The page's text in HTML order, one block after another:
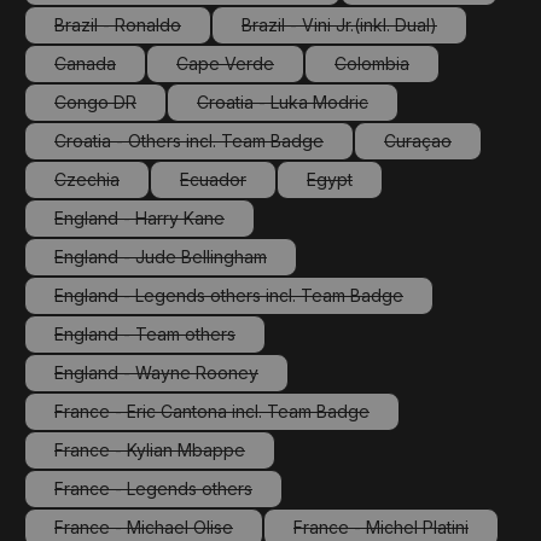
Brazil - Ronaldo
(Diese Option ist zurzeit nicht verfügbar.)
Brazil - Vini Jr.(inkl. Dual)
(Diese Option ist zurzeit
Canada
(Diese Option ist zurzeit nicht verfügbar.)
Cape Verde
(Diese Option ist zurzeit nicht verfügbar.)
Colombia
(Diese Option ist
Congo DR
(Diese Option ist zurzeit nicht verfügbar.)
Croatia - Luka Modric
(Diese Option ist zurzeit nicht
Croatia - Others incl. Team Badge
(Diese Option ist zurzeit nicht verfügbar.)
Curaçao
(Diese Option
Czechia
(Diese Option ist zurzeit nicht verfügbar.)
Ecuador
(Diese Option ist zurzeit nicht verfügbar.)
Egypt
(Diese Option ist zurzeit
England - Harry Kane
(Diese Option ist zurzeit nicht verfügbar.)
England - Jude Bellingham
(Diese Option ist zurzeit nicht verfügbar.)
England - Legends others incl. Team Badge
(Diese Option ist zurzeit nicht verfügbar.)
England - Team others
(Diese Option ist zurzeit nicht verfügbar.)
England - Wayne Rooney
(Diese Option ist zurzeit nicht verfügbar.)
France - Eric Cantona incl. Team Badge
(Diese Option ist zurzeit nicht verfügbar.)
France - Kylian Mbappe
(Diese Option ist zurzeit nicht verfügbar.)
France - Legends others
(Diese Option ist zurzeit nicht verfügbar.)
France - Michael Olise France - Michel Platini